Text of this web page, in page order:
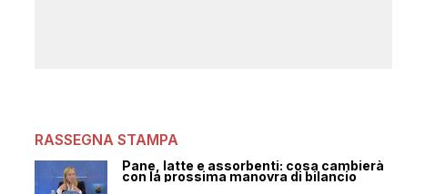
RASSEGNA STAMPA
Pane, latte e assorbenti: cosa cambierà
con la prossima manovra di bilancio